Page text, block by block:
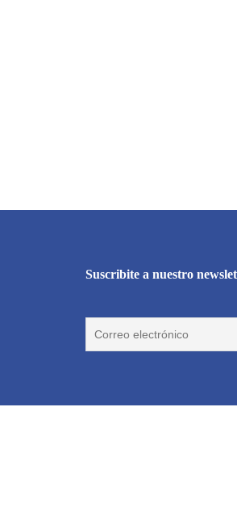
Suscribite a nuestro